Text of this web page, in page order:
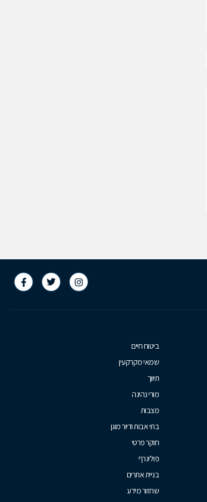
ביטוח חיים
שמאי מקרקעין
תיווך
מורי נהיגה
מצבות
בתי אבות ודיור מוגן
חוקר פרטי
פוליגרף
בניית אתרים
שחזור מידע